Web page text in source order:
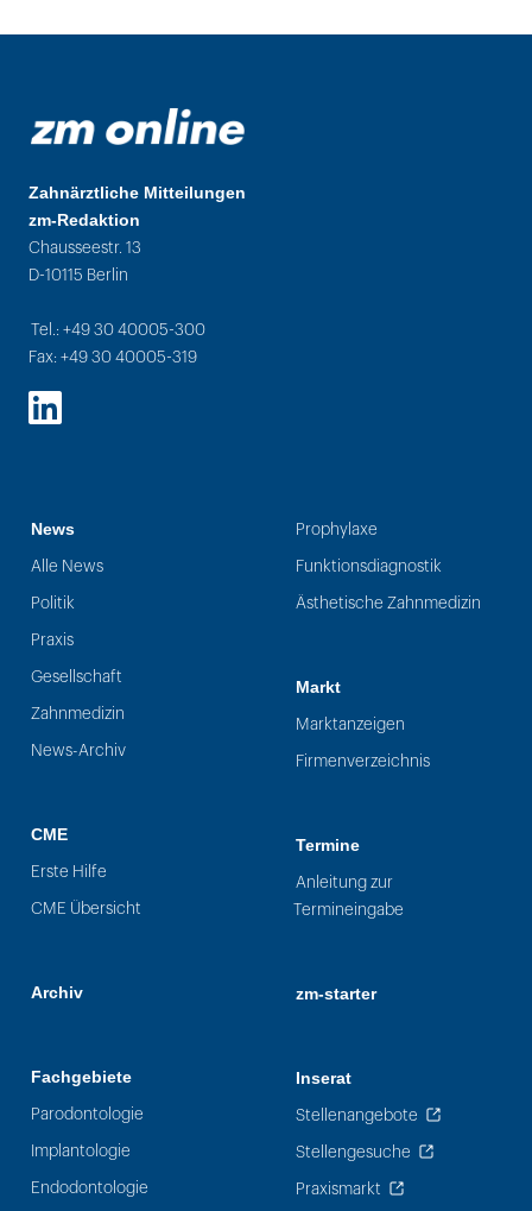
Zahnärztliche Mitteilungen
zm-Redaktion
Chausseestr. 13
D-10115 Berlin
Tel.: +49 30 40005-300
Fax: +49 30 40005-319
LinkedIn
News
Alle News
Politik
Praxis
Gesellschaft
Zahnmedizin
News-Archiv
CME
Erste Hilfe
CME Übersicht
Archiv
Fachgebiete
Parodontologie
Implantologie
Endodontologie
Prophylaxe
Funktionsdiagnostik
Ästhetische Zahnmedizin
Markt
Marktanzeigen
Firmenverzeichnis
Termine
Anleitung zur
Termineingabe
zm-starter
Inserat
Stellenangebote
Stellengesuche
Praxismarkt